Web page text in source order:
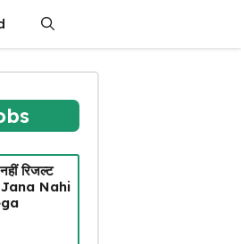
रिजल्ट
Jana Nahi